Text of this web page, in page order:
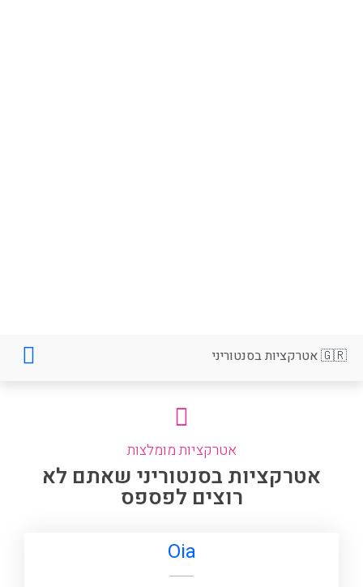
🇬🇷 אטרקציות בסנטוריני
אטרקציות מומלצות
אטרקציות בסנטוריני שאתם לא
רוצים לפספס
Oia